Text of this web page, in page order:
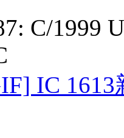
C/1999
IC